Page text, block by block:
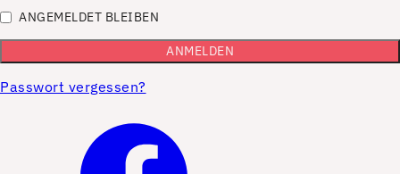
ANGEMELDET BLEIBEN
Passwort vergessen?